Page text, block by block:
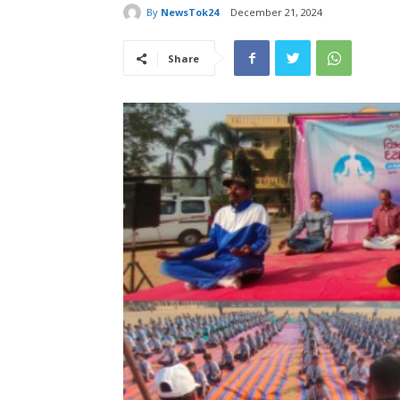
By NewsTok24 December 21, 2024
Share